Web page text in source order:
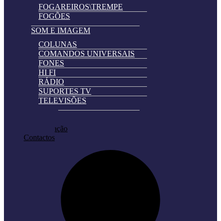
FOGAREIROS\TREMPE
FOGÕES
SOM E IMAGEM
COLUNAS
COMANDOS UNIVERSAIS
FONES
HI FI
RÁDIO
SUPORTES TV
TELEVISÕES
Categories
in
Pedir Cotação
Contactos